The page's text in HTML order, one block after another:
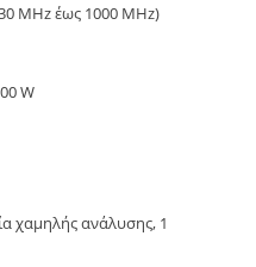
MHz έως 1000 MHz)
W
χαμηλής ανάλυσης, 1